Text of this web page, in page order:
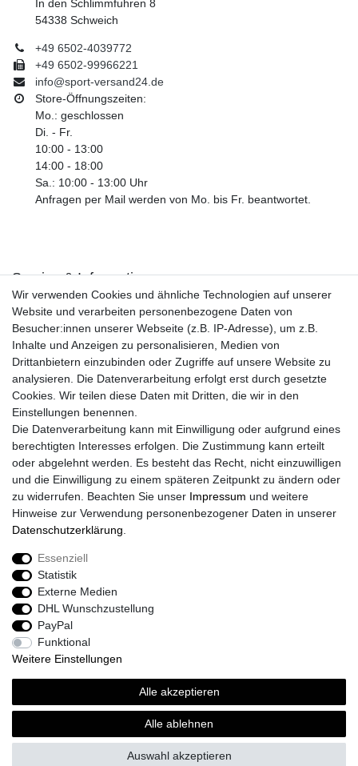
In den Schlimmfuhren 8
54338 Schweich
+49 6502-4039772
+49 6502-99966221
info@sport-versand24.de
Store-Öffnungszeiten:
Mo.: geschlossen
Di. - Fr.
10:00 - 13:00
14:00 - 18:00
Sa.: 10:00 - 13:00 Uhr
Anfragen per Mail werden von Mo. bis Fr. beantwortet.
Service & Informationen
Kontakt
Retouren
Widerrufsrecht
Widerrufs­formular
Impressum
Daten­schutz­erklärung
AGB
Größentabelle
Kataloge
Barrierefreiheitserklärung
Sicherheitsinformationen
Zahlung und Versand
Sport-Versand24 Community
Sport-Versand24 Team Fan-Shop´s & Partner
Wir verwenden Cookies und ähnliche Technologien auf unserer
Website und verarbeiten personenbezogene Daten von
Besucher:innen unserer Webseite (z.B. IP-Adresse), um z.B.
Inhalte und Anzeigen zu personalisieren, Medien von
Drittanbietern einzubinden oder Zugriffe auf unsere Website zu
analysieren. Die Datenverarbeitung erfolgt erst durch gesetzte
Cookies. Wir teilen diese Daten mit Dritten, die wir in den
Einstellungen benennen.
Die Datenverarbeitung kann mit Einwilligung oder aufgrund eines
berechtigten Interesses erfolgen. Die Zustimmung kann erteilt
oder abgelehnt werden. Es besteht das Recht, nicht einzuwilligen
und die Einwilligung zu einem späteren Zeitpunkt zu ändern oder
zu widerrufen. Beachten Sie unser Impressum und weitere
Hinweise zur Verwendung personenbezogener Daten in unserer
Daten­schutz­erklärung
Essenziell
Statistik
Externe Medien
DHL Wunschzustellung
PayPal
Funktional
Weitere Einstellungen
Alle akzeptieren
Alle ablehnen
Auswahl akzeptieren